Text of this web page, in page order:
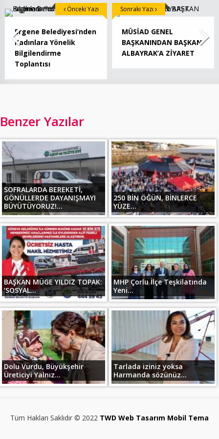
Ergene Belediyesi’nden
Kadınlara Yönelik
Bilgilendirme
Toplantısı
Önceki Yazı
MÜSİAD GENEL
BAŞKANINDAN BAŞKAN
ALBAYRAK’A ZİYARET
Sonraki Yazı
Benzer Yazılar
SOFRALARDA BEREKETİ,
GÖNÜLLERDE DAYANIŞMAYI
BÜYÜTÜYORUZ!...
250 BİN ÖĞÜN, BİNLERCE
YÜZE...
BAŞKAN MÜGE YILDIZ TOPAK:
‘SOSYAL...
MHP Çorlu İlçe Teşkilatında
Yeni...
Dolu Vurdu, Büyükşehir
Üreticiyi Yalnız...
Tarlada iziniz yoksa
Harmanda sözünüz...
Tüm Hakları Saklıdır © 2022 TWD Web Tasarım Mobil Tema